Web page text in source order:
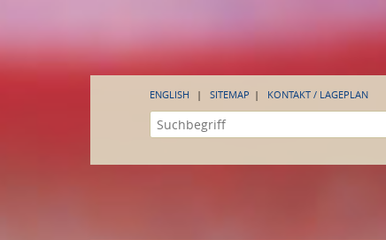
ENGLISH SITEMAP KONTAKT / LAGEPLAN